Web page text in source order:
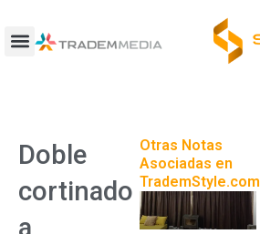
contenido
Doble
cortinado
a
Otras Notas
Asociadas en
TrademStyle.com